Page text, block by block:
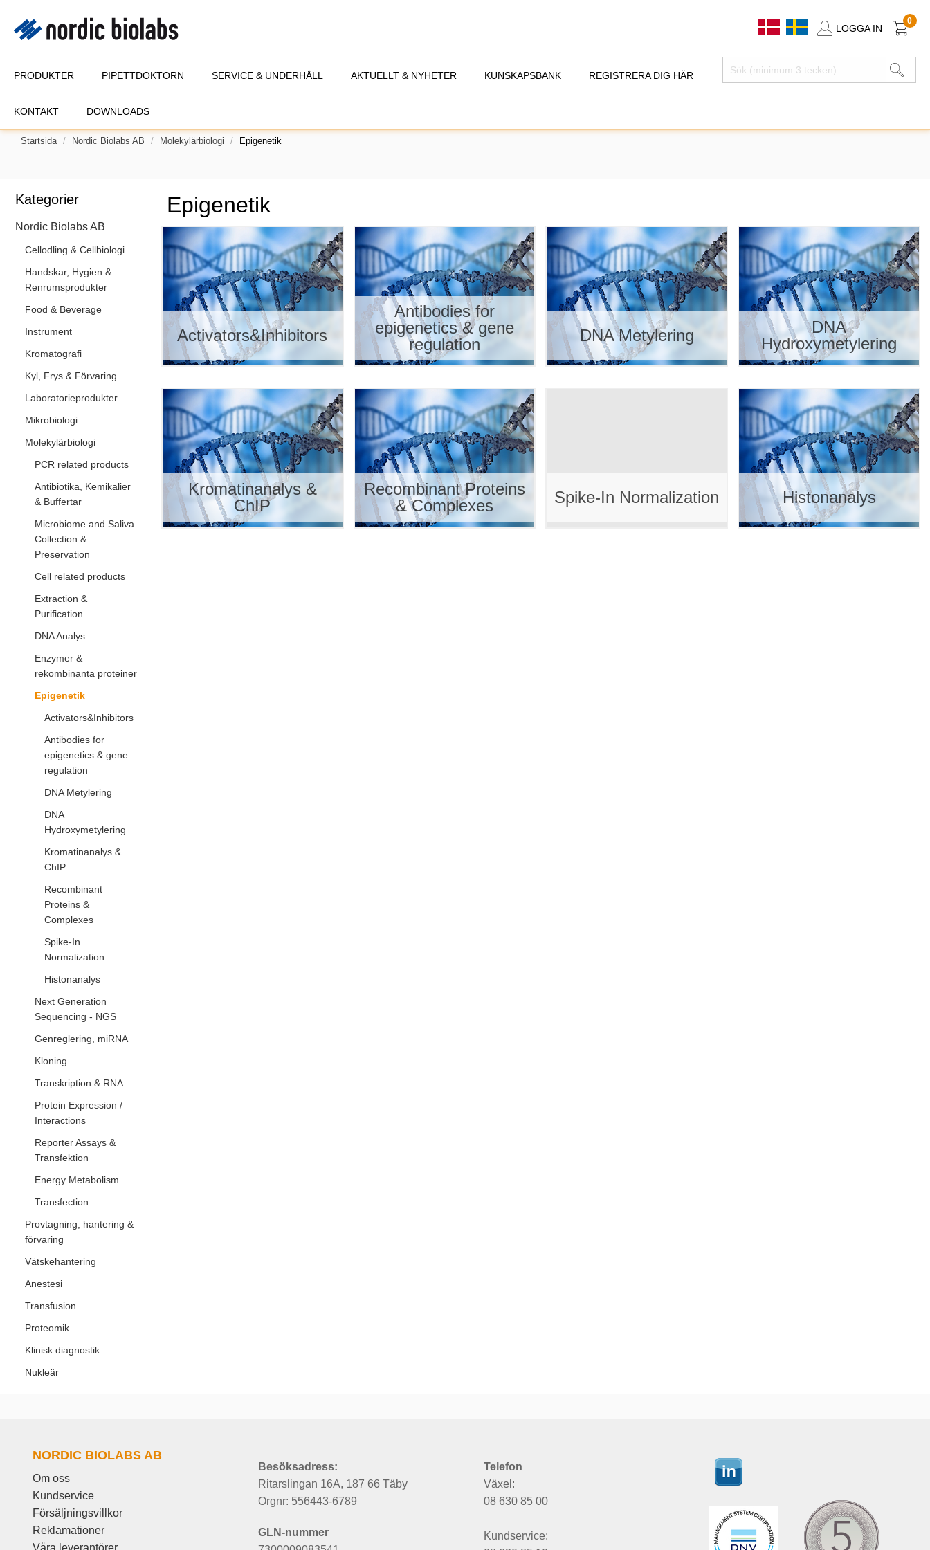
LOGGA IN
0
PRODUKTER PIPETTDOKTORN SERVICE & UNDERHÅLL AKTUELLT & NYHETER KUNSKAPSBANK REGISTRERA DIG HÄR
KONTAKT DOWNLOADS
Startsida Nordic Biolabs AB Molekylärbiologi Epigenetik
Kategorier
Nordic Biolabs AB
Cellodling & Cellbiologi
Handskar, Hygien &
Renrumsprodukter
Food & Beverage
Instrument
Kromatografi
Kyl, Frys & Förvaring
Laboratorieprodukter
Mikrobiologi
Molekylärbiologi
PCR related products
Antibiotika, Kemikalier
& Buffertar
Microbiome and Saliva
Collection &
Preservation
Cell related products
Extraction &
Purification
DNA Analys
Enzymer &
rekombinanta proteiner
Epigenetik
Activators&Inhibitors
Antibodies for
epigenetics & gene
regulation
DNA Metylering
DNA
Hydroxymetylering
Kromatinanalys &
ChIP
Recombinant
Proteins &
Complexes
Spike-In
Normalization
Histonanalys
Next Generation
Sequencing - NGS
Genreglering, miRNA
Kloning
Transkription & RNA
Protein Expression /
Interactions
Reporter Assays &
Transfektion
Energy Metabolism
Transfection
Provtagning, hantering &
förvaring
Vätskehantering
Anestesi
Transfusion
Proteomik
Klinisk diagnostik
Nukleär
Epigenetik
Activators&Inhibitors
Antibodies for
epigenetics & gene
regulation
DNA Metylering
DNA
Hydroxymetylering
Kromatinanalys &
ChIP
Recombinant Proteins
& Complexes
Spike-In Normalization Histonanalys
NORDIC BIOLABS AB
Om oss
Kundservice
Försäljningsvillkor
Reklamationer
Våra leverantörer
Besöksadress:
Ritarslingan 16A, 187 66 Täby
Orgnr: 556443-6789
GLN-nummer
Telefon
Växel:
08 630 85 00
Kundservice: